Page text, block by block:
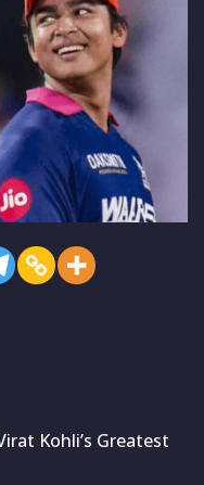
Kohli’s Greatest